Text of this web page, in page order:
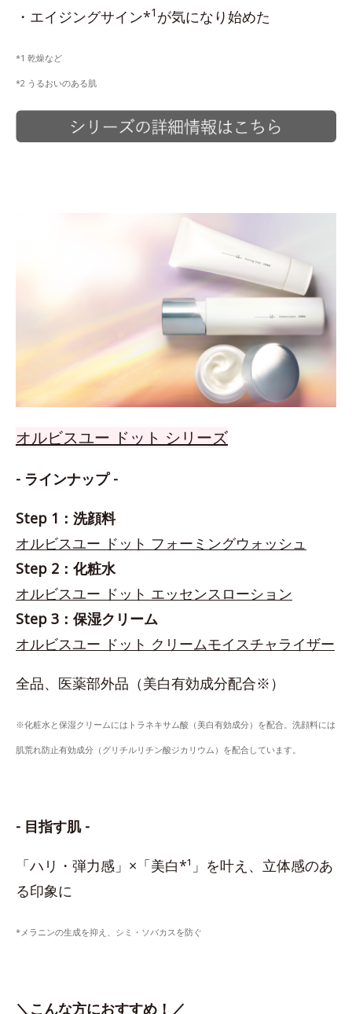
・エイジングサイン*1 が気になり始めた
*1 乾燥など
*2 うるおいのある肌
オルビスユー ドット シリーズ
- ラインナップ -
Step 1：洗顔料
オルビスユー ドット フォーミングウォッシュ
Step 2：化粧水
オルビスユー ドット エッセンスローション
Step 3：保湿クリーム
オルビスユー ドット クリームモイスチャライザー
全品、医薬部外品（美白有効成分配合※）
※化粧水と保湿クリームにはトラネキサム酸（美白有効成分）を配合。洗顔料には
肌荒れ防止有効成分（グリチルリチン酸ジカリウム）を配合しています。
- 目指す肌 -
「ハリ・弾力感」×「美白*¹」を叶え、立体感のあ
る印象に
*メラニンの生成を抑え、シミ・ソバカスを防ぐ
＼こんな方におすすめ！／